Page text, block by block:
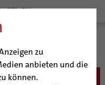
zu
anbieten und die
können.